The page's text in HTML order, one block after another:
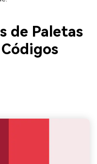
de Paletas